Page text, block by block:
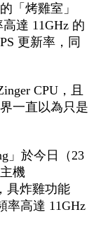
「烤雞室」
高達 11GHz 的
更新率，同
CPU，且
一直以為只是
」於今日（23
機
具炸雞功能
率高達 11GHz